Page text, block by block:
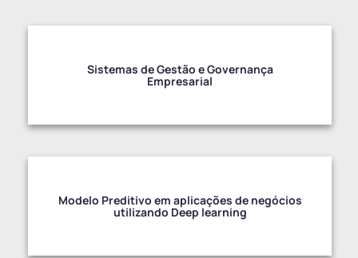
Sistemas de Gestão e Governança
Empresarial
Modelo Preditivo em aplicações de negócios
utilizando Deep learning